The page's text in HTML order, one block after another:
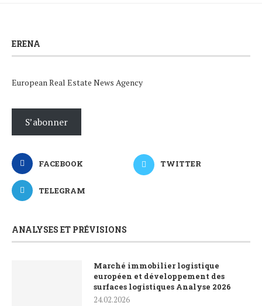
ERENA
European Real Estate News Agency
S’abonner
FACEBOOK TWITTER
TELEGRAM
ANALYSES ET PRÉVISIONS
Marché immobilier logistique
européen et développement des
surfaces logistiques Analyse 2026
24.02.2026